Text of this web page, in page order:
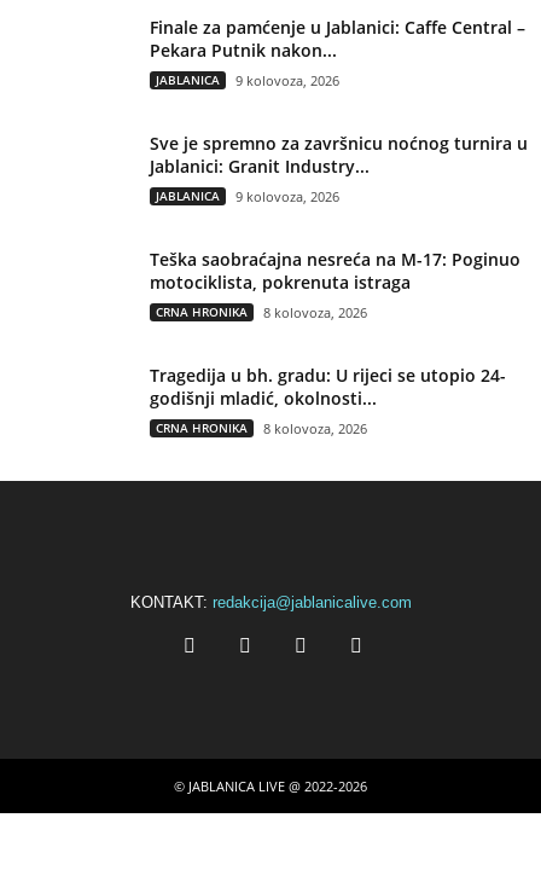
Finale za pamćenje u Jablanici: Caffe Central –
Pekara Putnik nakon...
JABLANICA 9 kolovoza, 2026
Sve je spremno za završnicu noćnog turnira u
Jablanici: Granit Industry...
JABLANICA 9 kolovoza, 2026
Teška saobraćajna nesreća na M-17: Poginuo
motociklista, pokrenuta istraga
CRNA HRONIKA 8 kolovoza, 2026
Tragedija u bh. gradu: U rijeci se utopio 24-
godišnji mladić, okolnosti...
CRNA HRONIKA 8 kolovoza, 2026
KONTAKT: redakcija@jablanicalive.com
© JABLANICA LIVE @ 2022-2026